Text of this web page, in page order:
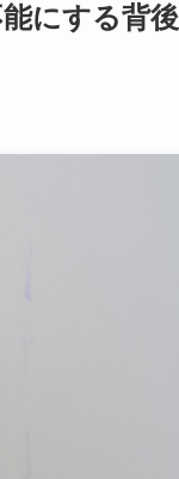
にする背後